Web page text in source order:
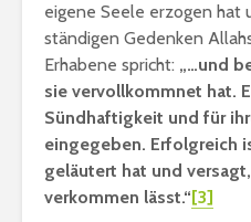
eigene Seele erzogen hat
ständigen Gedenken
Erhabene spricht: „…und
sie vervollkommnet hat.
Sündhaftigkeit und für
eingegeben. Erfolgreich
geläutert hat und
verkommen lässt.“[3]